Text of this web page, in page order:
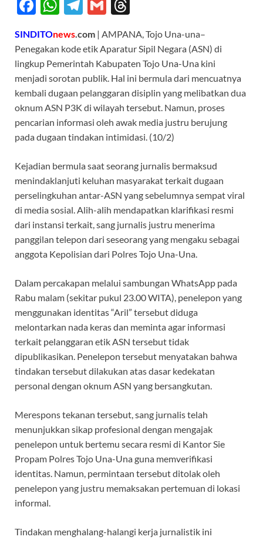
F
e
b
o
o
k
W
at
s
A
p
p
T
e
gr
a
m
G
ail e
a
ds
SINDITOnews.com | AMPANA, Tojo Una-una–
Penegakan kode etik Aparatur Sipil Negara (ASN) di
lingkup Pemerintah Kabupaten Tojo Una-Una kini
menjadi sorotan publik. Hal ini bermula dari mencuatnya
kembali dugaan pelanggaran disiplin yang melibatkan dua
oknum ASN P3K di wilayah tersebut. Namun, proses
pencarian informasi oleh awak media justru berujung
pada dugaan tindakan intimidasi. (10/2)
Kejadian bermula saat seorang jurnalis bermaksud
menindaklanjuti keluhan masyarakat terkait dugaan
perselingkuhan antar-ASN yang sebelumnya sempat viral
di media sosial. Alih-alih mendapatkan klarifikasi resmi
dari instansi terkait, sang jurnalis justru menerima
panggilan telepon dari seseorang yang mengaku sebagai
anggota Kepolisian dari Polres Tojo Una-Una.
Dalam percakapan melalui sambungan WhatsApp pada
Rabu malam (sekitar pukul 23.00 WITA), penelepon yang
menggunakan identitas “Aril” tersebut diduga
melontarkan nada keras dan meminta agar informasi
terkait pelanggaran etik ASN tersebut tidak
dipublikasikan. Penelepon tersebut menyatakan bahwa
tindakan tersebut dilakukan atas dasar kedekatan
personal dengan oknum ASN yang bersangkutan.
Merespons tekanan tersebut, sang jurnalis telah
menunjukkan sikap profesional dengan mengajak
penelepon untuk bertemu secara resmi di Kantor Sie
Propam Polres Tojo Una-Una guna memverifikasi
identitas. Namun, permintaan tersebut ditolak oleh
penelepon yang justru memaksakan pertemuan di lokasi
informal.
Tindakan menghalang-halangi kerja jurnalistik ini